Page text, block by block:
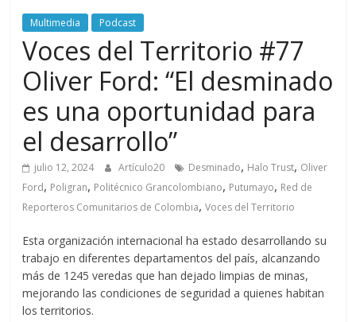
Multimedia Podcast
Voces del Territorio #77
Oliver Ford: “El desminado
es una oportunidad para
el desarrollo”
julio 12, 2024 Artículo20 Desminado, Halo Trust, Oliver
Ford, Poligran, Politécnico Grancolombiano, Putumayo, Red de
Reporteros Comunitarios de Colombia,Voces del Territorio
Esta organización internacional ha estado desarrollando su
trabajo en diferentes departamentos del país, alcanzando
más de 1245 veredas que han dejado limpias de minas,
mejorando las condiciones de seguridad a quienes habitan
los territorios.